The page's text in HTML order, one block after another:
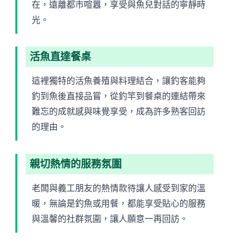
在，遠離都市喧囂，享受與魚兒對話的寧靜時
光。
活魚直達餐桌
這裡獨特的活魚養殖與料理結合，讓釣客能夠
釣到魚後直接品嘗，從釣竿到餐桌的連結帶來
難忘的成就感與味覺享受，成為許多熟客回訪
的理由。
親切熱情的服務氛圍
老闆與義工朋友的熱情款待讓人感受到家的溫
暖，無論是釣魚或用餐，都能享受貼心的服務
與溫馨的社群氛圍，讓人願意一再回訪。